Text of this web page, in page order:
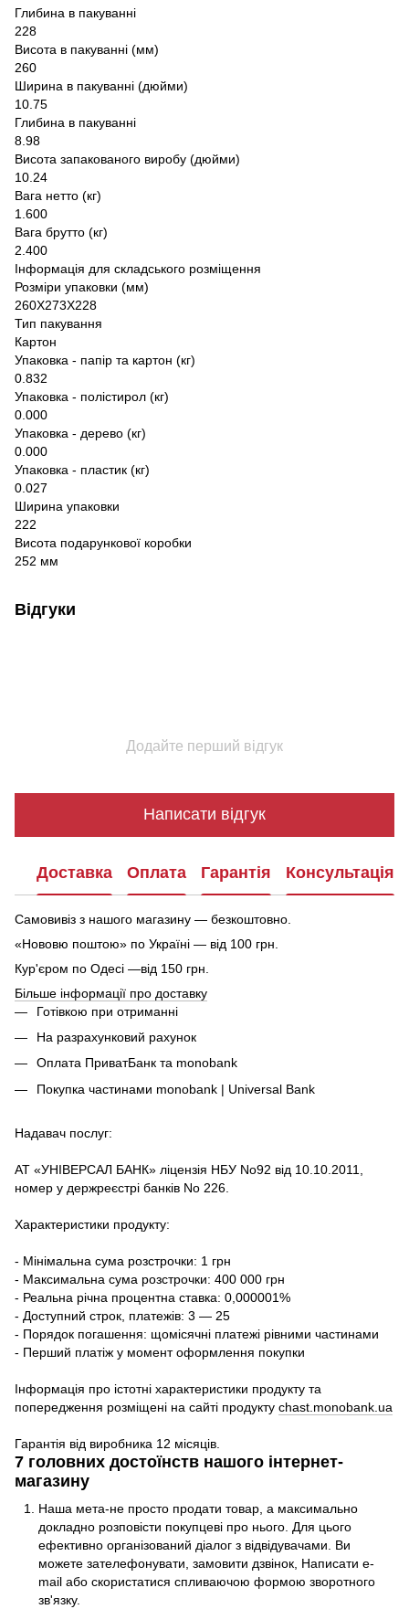
Глибина в пакуванні
228
Висота в пакуванні (мм)
260
Ширина в пакуванні (дюйми)
10.75
Глибина в пакуванні
8.98
Висота запакованого виробу (дюйми)
10.24
Вага нетто (кг)
1.600
Вага брутто (кг)
2.400
Інформація для складського розміщення
Розміри упаковки (мм)
260X273X228
Тип пакування
Картон
Упаковка - папір та картон (кг)
0.832
Упаковка - полістирол (кг)
0.000
Упаковка - дерево (кг)
0.000
Упаковка - пластик (кг)
0.027
Ширина упаковки
222
Висота подарункової коробки
252 мм
Відгуки
Додайте перший відгук
Написати відгук
Доставка Оплата Гарантія Консультація
Самовивіз з нашого магазину — безкоштовно.
«Нововю поштою» по Україні — від 100 грн.
Кур'єром по Одесі —від 150 грн.
Більше інформації про доставку
Готівкою при отриманні
На разрахунковий рахунок
Оплата ПриватБанк та monobank
Покупка частинами monobank | Universal Bank
Надавач послуг:
АТ «УНІВЕРСАЛ БАНК» ліцензія НБУ No92 від 10.10.2011,
номер у держреєстрі банків No 226.
Характеристики продукту:
- Мінімальна сума розстрочки: 1 грн
- Максимальна сума розстрочки: 400 000 грн
- Реальна річна процентна ставка: 0,000001%
- Доступний строк, платежів: 3 — 25
- Порядок погашення: щомісячні платежі рівними частинами
- Перший платіж у момент оформлення покупки
Інформація про істотні характеристики продукту та
попередження розміщені на сайті продукту chast.monobank.ua
Гарантія від виробника 12 місяців.
7 головних достоїнств нашого інтернет-
магазину
Наша мета-не просто продати товар, а максимально
докладно розповісти покупцеві про нього. Для цього
ефективно організований діалог з відвідувачами. Ви
можете зателефонувати, замовити дзвінок, Написати e-
mail або скористатися спливаючою формою зворотного
зв'язку.